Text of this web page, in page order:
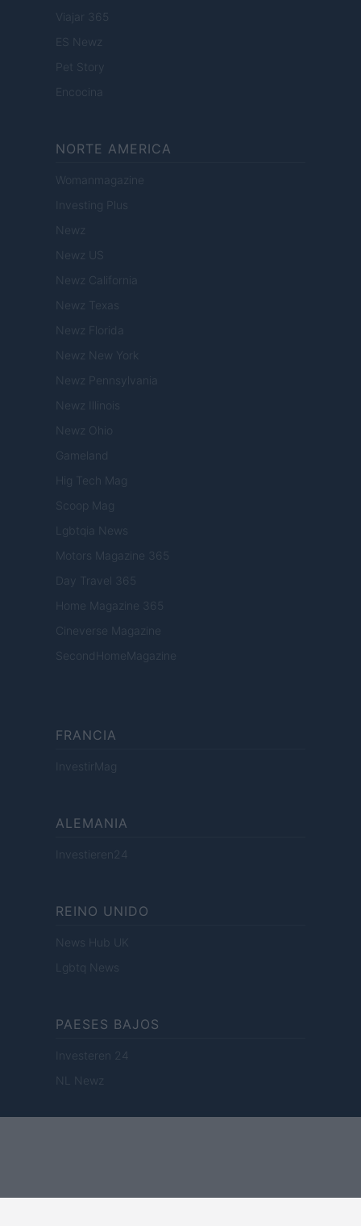
Viajar 365
ES Newz
Pet Story
Encocina
NORTE AMERICA
Womanmagazine
Investing Plus
Newz
Newz US
Newz California
Newz Texas
Newz Florida
Newz New York
Newz Pennsylvania
Newz Illinois
Newz Ohio
Gameland
Hig Tech Mag
Scoop Mag
Lgbtqia News
Motors Magazine 365
Day Travel 365
Home Magazine 365
Cineverse Magazine
SecondHomeMagazine
FRANCIA
InvestirMag
ALEMANIA
Investieren24
REINO UNIDO
News Hub UK
Lgbtq News
PAESES BAJOS
Investeren 24
NL Newz